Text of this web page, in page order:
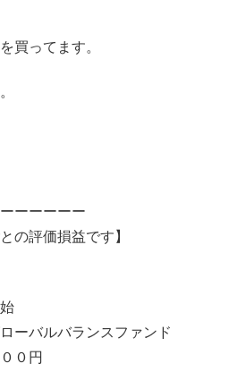
買ってます。
ーーーーー
の評価損益です】
ーバルバランスファンド
０円